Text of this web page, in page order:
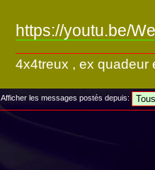
https://youtu.be/
4x4treux , ex quadeur
Afficher les messages postés depuis: